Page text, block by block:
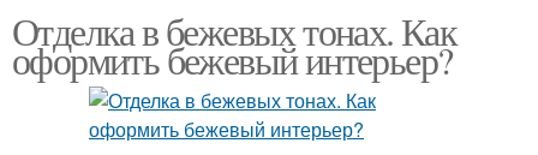
Отделка в бежевых тонах. Как
оформить бежевый интерьер?